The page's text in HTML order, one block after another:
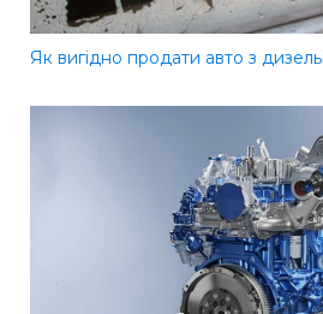
Як вигідно продати авто з